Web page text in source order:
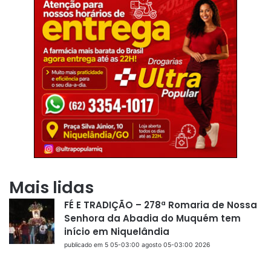
Mais lidas
FÉ E TRADIÇÃO – 278ª Romaria de Nossa
Senhora da Abadia do Muquém tem
início em Niquelândia
publicado em 5 05-03:00 agosto 05-03:00 2026